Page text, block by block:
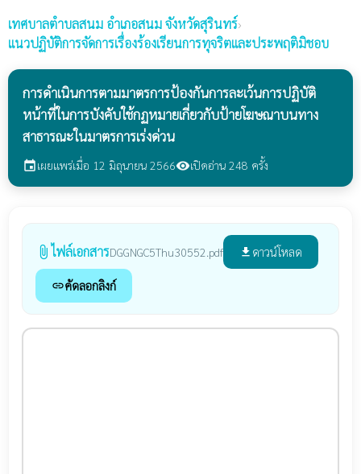
เทศบาลตำบลสนม อำเภอสนม จังหวัดสุรินทร์›
แนวปฏิบัติการจัดการเรื่องร้องเรียนการทุจริตและประพฤติมิชอบ
การดำเนินการตามมาตรการป้องกันการละเว้นการปฏิบัติ
หน้าที่ในการบังคับใช้กฏหมายเกี่ยวกับป้ายโฆษณาบนทาง
สาธารณะในมาตรการเร่งด่วน
eventเผยแพร่เมื่อ 12 มิถุนายน 2566visibilityเปิดอ่าน 248 ครั้ง
attach_file ไฟล์เอกสารDGGNGC5Thu30552.pdf file_download ดาวน์โหลด
linkคัดลอกลิงก์